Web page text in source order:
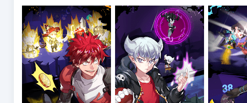
You can change the access authority settings or deny the
[OS v6.0 or higher]
Go to Settings> Application Manager> Select the
[Below OS v6.0]
Upgrade your OS to deny permission or delete the app
* Items are available for purchase in this game. Some paid
* For Com2uS Mobile Game Terms of Service, visit
- Terms of Service : http://terms.withhive.com/terms/policy/view/
- Privacy Policy : http://terms.withhive.com/terms/policy/view/